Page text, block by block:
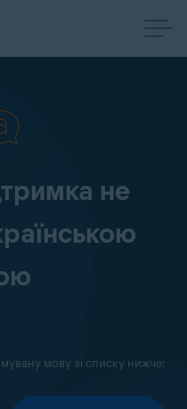
не
мову зі списку нижче: